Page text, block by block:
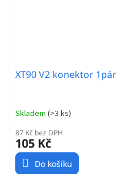
XT90 V2 konektor 1pár
Skladem (>3 ks)
87 Kč bez DPH
105 Kč
Do košíku